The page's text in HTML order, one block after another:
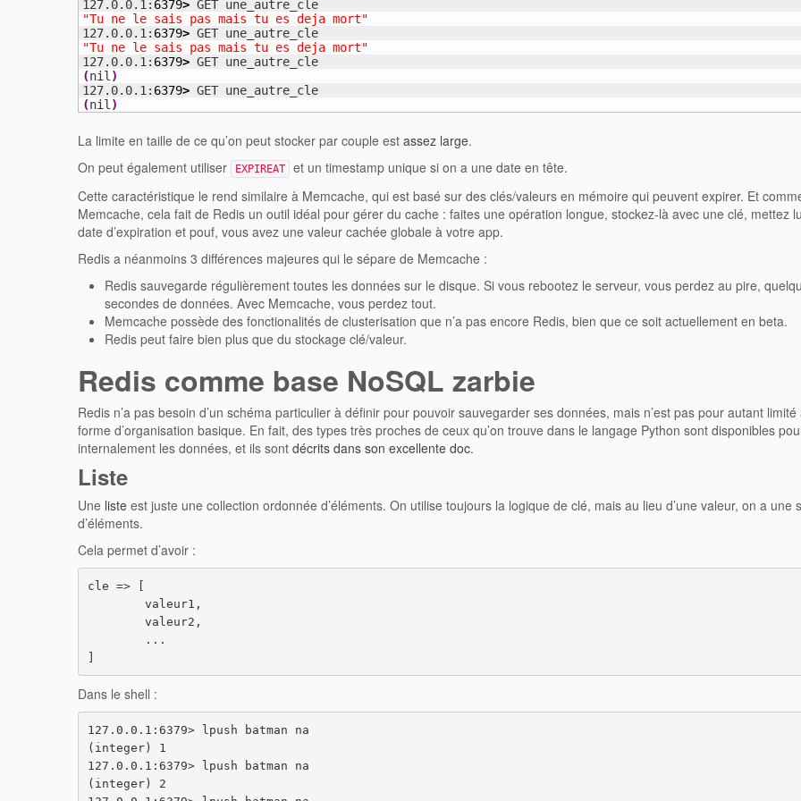
127.0.0.1: 6379>
"Tu ne le sais pas mais tu es deja mort"
127.0.0.1: 6379>
"Tu ne le sais pas mais tu es deja mort"
127.0.0.1: 6379>
(nil )
127.0.0.1: 6379>
(nil )
La limite en taille de ce qu’on peut stocker par couple est assez large.
On peut également utiliser
EXPIREAT
et un timestamp unique si on a une date en tête.
Cette caractéristique le rend similaire à Memcache, qui est basé sur des clés/valeurs en mémoire qui peuvent expirer. Et
Memcache, cela fait de Redis un outil idéal pour gérer du cache : faites une opération longue, stockez-là avec une clé, mettez
date d’expiration et pouf, vous avez une valeur cachée globale à votre app.
Redis a néanmoins 3 différences majeures qui le sépare de Memcache :
Redis sauvegarde régulièrement toutes les données sur le disque. Si vous rebootez le serveur, vous perdez au pire,
secondes de données. Avec Memcache, vous perdez tout.
Memcache possède des fonctionalités de clusterisation que n’a pas encore Redis, bien que ce soit actuellement en beta.
Redis peut faire bien plus que du stockage clé/valeur.
Redis comme base NoSQL zarbie
Redis n’a pas besoin d’un schéma particulier à définir pour pouvoir sauvegarder ses données, mais n’est pas pour autant limité
forme d’organisation basique. En fait, des types très proches de ceux qu’on trouve dans le langage Python sont disponibles
internalement les données, et ils sont décrits dans son excellente doc.
Liste
Une liste est juste une collection ordonnée d’éléments. On utilise toujours la logique de clé, mais au lieu d’une valeur, on a une
d’éléments.
Cela permet d’avoir :
cle => [
]
Dans le shell :
127.0.0.1:6379> lpush batman na
(integer) 1
127.0.0.1:6379> lpush batman na
(integer) 2